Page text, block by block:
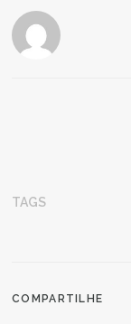
TAGS
COMPARTILHE